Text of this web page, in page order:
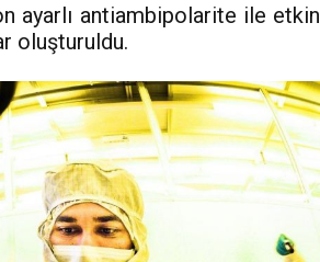
ayarlı antiambipolarite ile
oluşturuldu.